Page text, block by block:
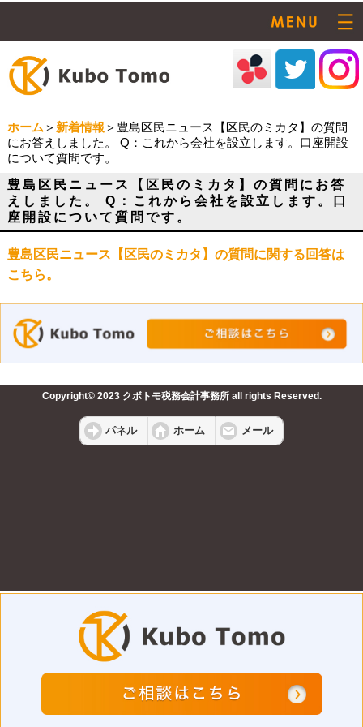
ホーム ＞ 新着情報 ＞豊島区民ニュース【区民のミカタ】の質問
にお答えしました。 Q：これから会社を設立します。口座開設
について質問です。
豊島区民ニュース【区民のミカタ】の質問にお答
えしました。 Q：これから会社を設立します。口
座開設について質問です。
豊島区民ニュース【区民のミカタ】の質問に関する回答は
こちら。
Copyright© 2023 クボトモ税務会計事務所 all rights Reserved.
パネル ホーム メール